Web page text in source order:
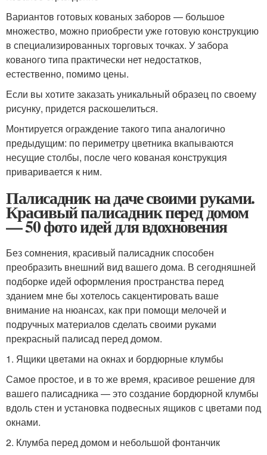
Вариантов готовых кованых заборов — большое
множество, можно приобрести уже готовую конструкцию
в специализированных торговых точках. У забора
кованого типа практически нет недостатков,
естественно, помимо цены.
Если вы хотите заказать уникальный образец по своему
рисунку, придется раскошелиться.
Монтируется ограждение такого типа аналогично
предыдущим: по периметру цветника вкапываются
несущие столбы, после чего кованая конструкция
приваривается к ним.
Палисадник на даче своими руками.
Красивый палисадник перед домом
— 50 фото идей для вдохновения
Без сомнения, красивый палисадник способен
преобразить внешний вид вашего дома. В сегодняшней
подборке идей оформления пространства перед
зданием мне бы хотелось сакцентировать ваше
внимание на нюансах, как при помощи мелочей и
подручных материалов сделать своими руками
прекрасный палисад перед домом.
1. Ящики цветами на окнах и бордюрные клумбы
Самое простое, и в то же время, красивое решение для
вашего палисадника — это создание бордюрной клумбы
вдоль стен и установка подвесных ящиков с цветами под
окнами.
2. Клумба перед домом и небольшой фонтанчик